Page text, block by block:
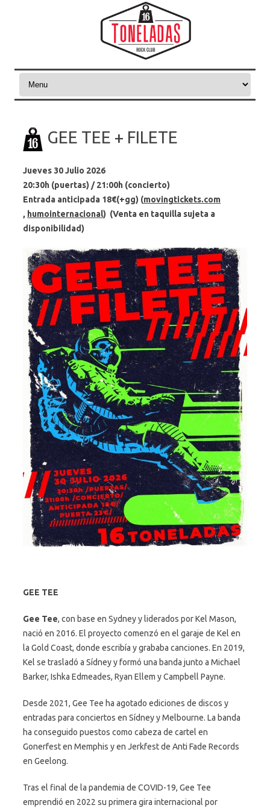
Skip to content
GEE TEE + FILETE
Jueves 30 Julio 2026
20:30h (puertas) / 21:00h (concierto)
Entrada anticipada 18€(+gg) (movingtickets.com
, humointernacional) (Venta en taquilla sujeta a
disponibilidad)
GEE TEE
Gee Tee, con base en Sydney y liderados por Kel Mason,
nació en 2016. El proyecto comenzó en el garaje de Kel en
la Gold Coast, donde escribía y grababa canciones. En 2019,
Kel se trasladó a Sídney y formó una banda junto a Michael
Barker, Ishka Edmeades, Ryan Ellem y Campbell Payne.
Desde 2021, Gee Tee ha agotado ediciones de discos y
entradas para conciertos en Sídney y Melbourne. La banda
ha conseguido puestos como cabeza de cartel en
Gonerfest en Memphis y en Jerkfest de Anti Fade Records
en Geelong.
Tras el final de la pandemia de COVID-19, Gee Tee
emprendió en 2022 su primera gira internacional por